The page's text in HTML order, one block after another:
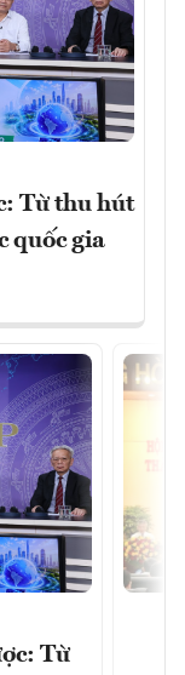
Từ thu hút
quốc gia
Từ